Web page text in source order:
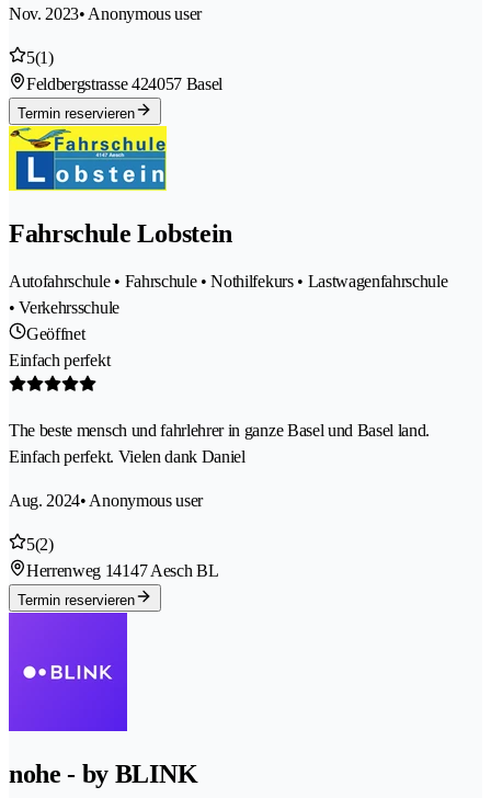
Nov. 2023• Anonymous user
5(1)
Feldbergstrasse 424057 Basel
Termin reservieren
Fahrschule Lobstein
Autofahrschule • Fahrschule • Nothilfekurs • Lastwagenfahrschule
• Verkehrsschule
Geöffnet
Einfach perfekt
The beste mensch und fahrlehrer in ganze Basel und Basel land.
Einfach perfekt. Vielen dank Daniel
Aug. 2024• Anonymous user
5(2)
Herrenweg 14147 Aesch BL
Termin reservieren
nohe - by BLINK